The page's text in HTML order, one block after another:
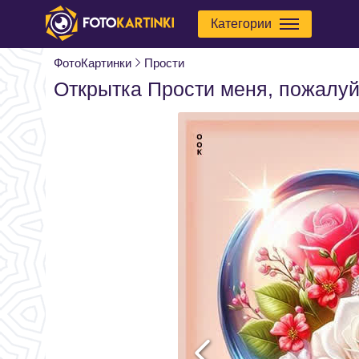
Категории
ФотоКартинки Прости
Открытка Прости меня,